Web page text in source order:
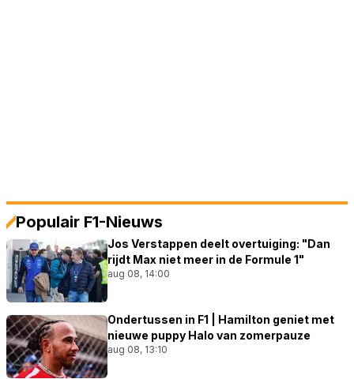
Populair F1-Nieuws
Jos Verstappen deelt overtuiging: "Dan
rijdt Max niet meer in de Formule 1"
aug 08, 14:00
Ondertussen in F1 | Hamilton geniet met
nieuwe puppy Halo van zomerpauze
aug 08, 13:10